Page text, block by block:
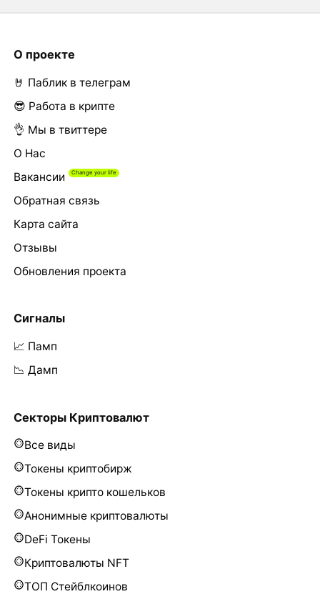
О проекте
🤘 Паблик в телеграм
😎 Работа в крипте
👌 Мы в твиттере
О Нас
Вакансии
Обратная связь
Карта сайта
Отзывы
Обновления проекта
Сигналы
📈 Памп
📉 Дамп
Секторы Криптовалют
Все виды
Токены криптобирж
Токены крипто кошельков
Анонимные криптовалюты
DeFi Токены
Криптовалюты NFT
ТОП Стейблкоинов